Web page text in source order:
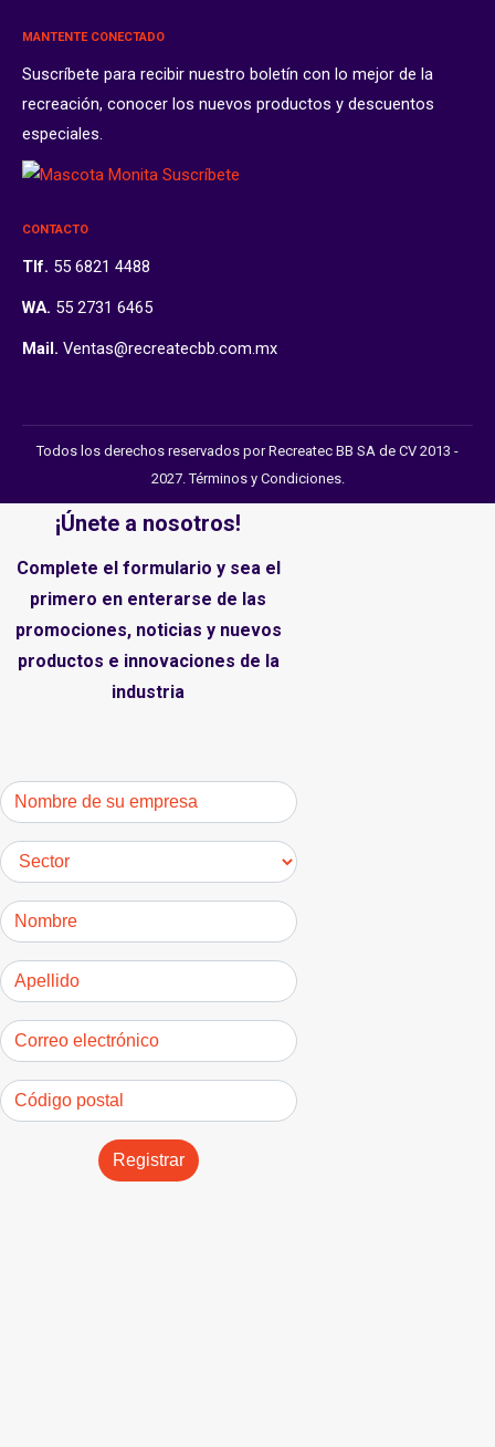
MANTENTE CONECTADO
Suscríbete para recibir nuestro boletín con lo mejor de la
recreación, conocer los nuevos productos y descuentos
especiales.
CONTACTO
Tlf. 55 6821 4488
WA. 55 2731 6465
Mail. Ventas@recreatecbb.com.mx
Todos los derechos reservados por Recreatec BB SA de CV 2013 -
2027.Términos y Condiciones.
¡Únete a nosotros!
Complete el formulario y sea el
primero en enterarse de las
promociones, noticias y nuevos
productos e innovaciones de la
industria